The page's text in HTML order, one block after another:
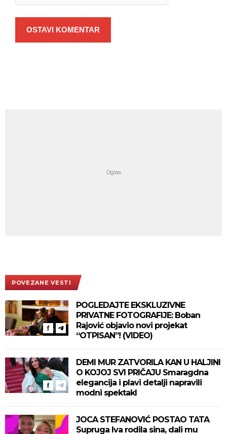
OSTAVI KOMENTAR
POVEZANE VESTI
POGLEDAJTE EKSKLUZIVNE
PRIVATNE FOTOGRAFIJE: Boban
Rajović objavio novi projekat
“OTPISAN”! (VIDEO)
DEMI MUR ZATVORILA KAN U HALJINI
O KOJOJ SVI PRIČAJU Smaragdna
elegancija i plavi detalji napravili
modni spektakl
JOCA STEFANOVIĆ POSTAO TATA
Supruga Iva rodila sina, dali mu